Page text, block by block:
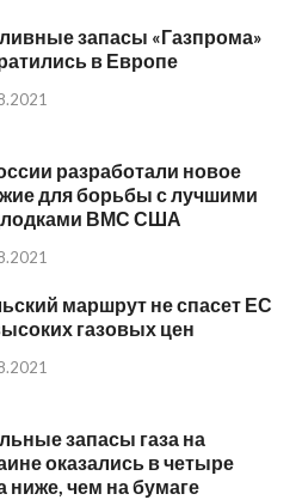
запасы «Газпрома»
в Европе
разработали новое
для борьбы с лучшими
ВМС США
маршрут не спасет ЕС
газовых цен
запасы газа на
оказались в четыре
ниже, чем на бумаге